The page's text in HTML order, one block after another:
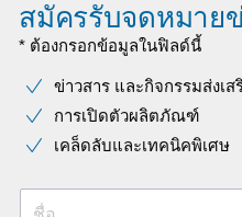
สมัครรับจดหมาย
* ต้องกรอกข้อมูลในฟิลด์นี้
ข่าวสาร และกิจกรรมส่งเส
การเปิดตัวผลิตภัณฑ์
เคล็ดลับและเทคนิคพิเศษ